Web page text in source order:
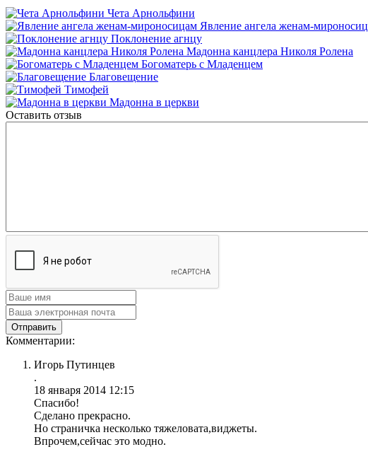
Чета Арнольфини
Явление ангела женам-
Поклонение агнцу
Мадонна канцлера Николя Ролена
Богоматерь с Младенцем
Благовещение
Тимофей
Мадонна в церкви
Оставить отзыв
Комментарии:
Игорь Путинцев
.
18 января 2014 12:15
Спасибо!
Сделано прекрасно.
Но страничка несколько тяжеловата,виджеты.
Впрочем,сейчас это модно.